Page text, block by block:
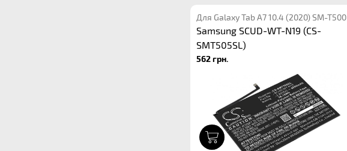
Для Galaxy Tab A7 10.4 (2020) SM-T500
Samsung SCUD-WT-N19 (CS-
SMT505SL)
562 грн.